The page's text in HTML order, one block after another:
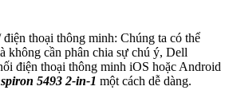
thoại thông minh: Chúng ta có thể
không cần phân chia sự chú ý, Dell
điện thoại thông minh iOS hoặc Android
5493 2-in-1 một cách dễ dàng.